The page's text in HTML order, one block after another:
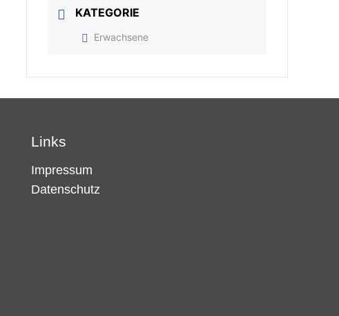
KATEGORIE
Erwachsene
Links
Impressum
Datenschutz